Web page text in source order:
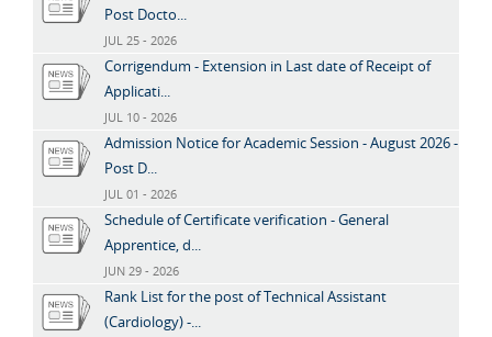
Post Docto...
JUL 25 - 2026
Corrigendum - Extension in Last date of Receipt of
Applicati...
JUL 10 - 2026
Admission Notice for Academic Session - August 2026 -
Post D...
JUL 01 - 2026
Schedule of Certificate verification - General
Apprentice, d...
JUN 29 - 2026
Rank List for the post of Technical Assistant
(Cardiology) -...